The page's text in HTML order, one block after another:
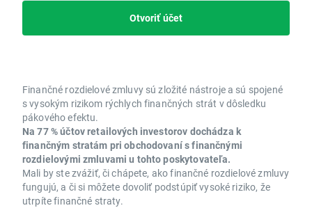
Otvoriť účet
Finančné rozdielové zmluvy sú zložité nástroje a sú spojené
s vysokým rizikom rýchlych finančných strát v dôsledku
pákového efektu.
Na 77 % účtov retailových investorov dochádza k
finančným stratám pri obchodovaní s finančnými
rozdielovými zmluvami u tohto poskytovateľa.
Mali by ste zvážiť, či chápete, ako finančné rozdielové zmluvy
fungujú, a či si môžete dovoliť podstúpiť vysoké riziko, že
utrpíte finančné straty.